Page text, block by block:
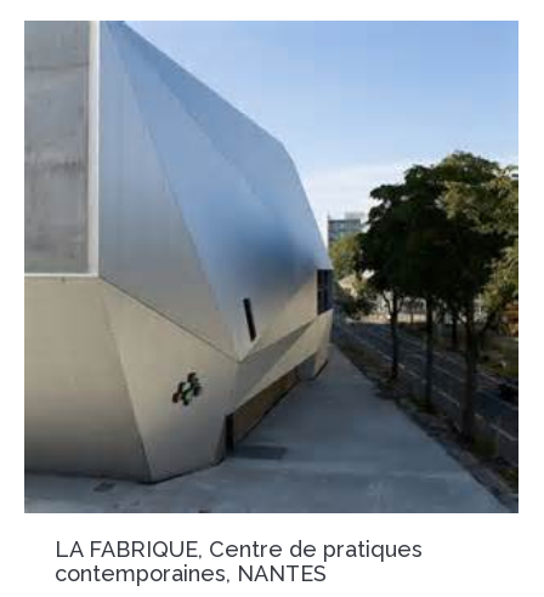
LA FABRIQUE, Centre de pratiques
contemporaines, NANTES